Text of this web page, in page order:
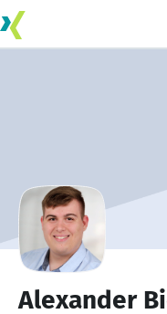
Alexander